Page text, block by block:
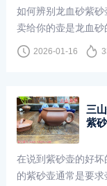
如何辨别龙血砂紫
卖给你的壶是龙血砂
肯定不会被人造龙血
2026-01-16
三
紫
在说到紫砂壶的好
的紫砂壶通常是要求